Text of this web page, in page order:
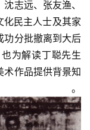
志远、张友渔、
民主人士及其家
功分批撤离到大后
为解读丁聪先生
术作品提供背景知